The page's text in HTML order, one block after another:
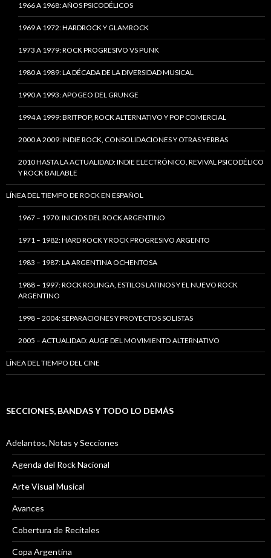
1966 A 1968: AÑOS PSICODÉLICOS
1969 A 1972: HARDROCK Y GLAMROCK
1973 A 1979: ROCK PROGRESIVO VS PUNK
1980 A 1989: LA DÉCADA DE LA DIVERSIDAD MUSICAL
1990 A 1993: APOGEO DEL GRUNGE
1994 A 1999: BRITPOP, ROCK ALTERNATIVO Y POP COMERCIAL
2000 A 2009: INDIE ROCK, CONSOLIDACIONES Y OTRAS YERBAS
2010 HASTA LA ACTUALIDAD: INDIE ELECTRÓNICO, REVIVAL PSICODÉLICO
Y ROCK BAILABLE
LÍNEA DEL TIEMPO DE ROCK EN ESPAÑOL
1967 – 1970: INICIOS DEL ROCK ARGENTINO
1971 – 1982: HARD ROCK Y ROCK PROGRESIVO ARGENTO
1983 – 1987: LA ARGENTINA OCHENTOSA
1988 – 1997: ROCK ROLINGA, ESTILOS LATINOS Y EL NUEVO ROCK
ARGENTINO
1998 – 2004: SEPARACIONES Y PROYECTOS SOLISTAS
2005 – ACTUALIDAD: AUGE DEL MOVIMIENTO ALTERNATIVO
LÍNEA DEL TIEMPO DEL CINE
SECCIONES, BANDAS Y TODO LO DEMÁS
Adelantos, Notas y Secciones
Agenda del Rock Nacional
Arte Visual Musical
Avances
Cobertura de Recitales
Copa Argentina